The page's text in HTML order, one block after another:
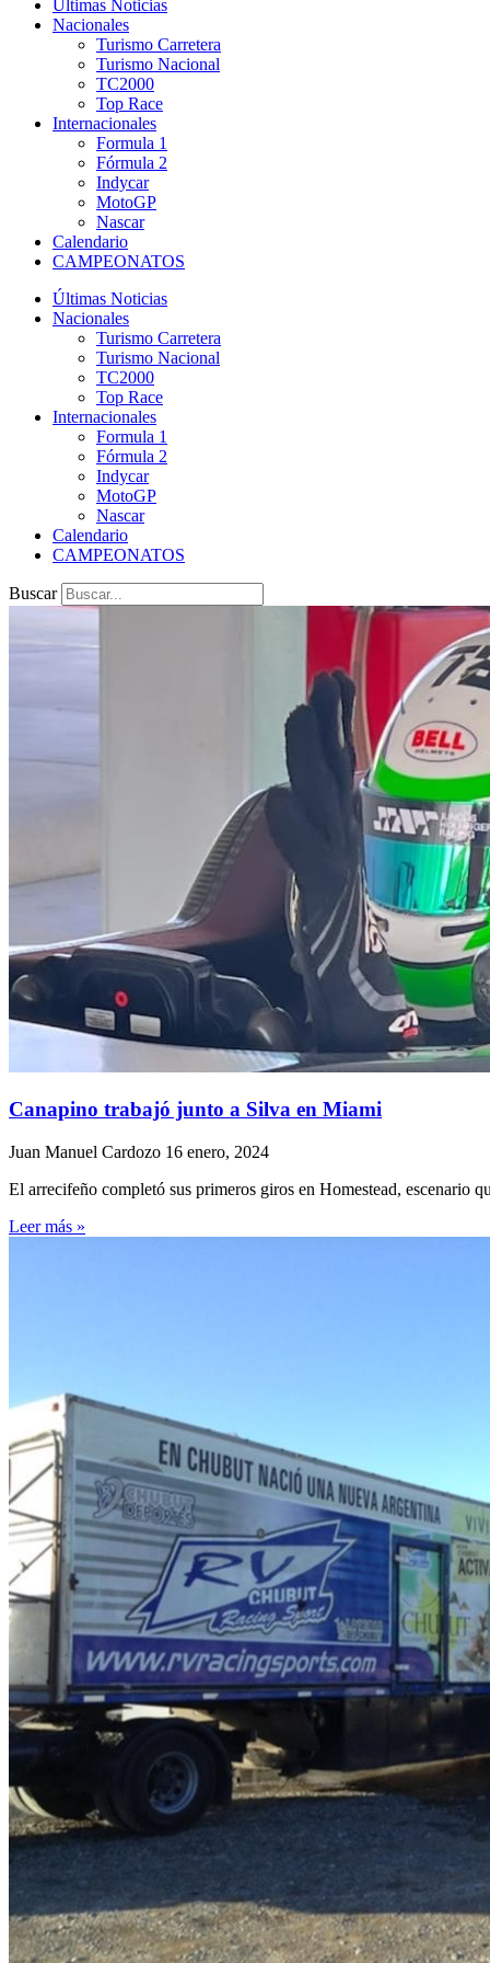
Últimas Noticias
Nacionales
Turismo Carretera
Turismo Nacional
TC2000
Top Race
Internacionales
Formula 1
Fórmula 2
Indycar
MotoGP
Nascar
Calendario
CAMPEONATOS
Últimas Noticias
Nacionales
Turismo Carretera
Turismo Nacional
TC2000
Top Race
Internacionales
Formula 1
Fórmula 2
Indycar
MotoGP
Nascar
Calendario
CAMPEONATOS
Buscar
Canapino trabajó junto a Silva en Miami
Juan Manuel Cardozo 16 enero, 2024
El arrecifeño completó sus primeros giros en Homestead, escenario
Leer más »